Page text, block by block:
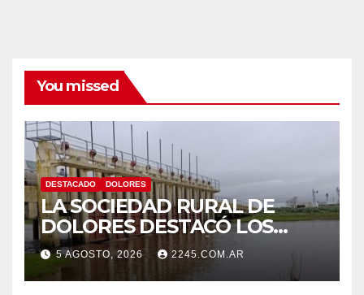
You missed
DESTACADO DOLORES
LA SOCIEDAD RURAL DE
DOLORES DESTACÓ LOS
TRABAJOS HIDRÁULICOS
REALIZADOS EN EL CANAL 1
5 AGOSTO, 2026 2245.COM.AR